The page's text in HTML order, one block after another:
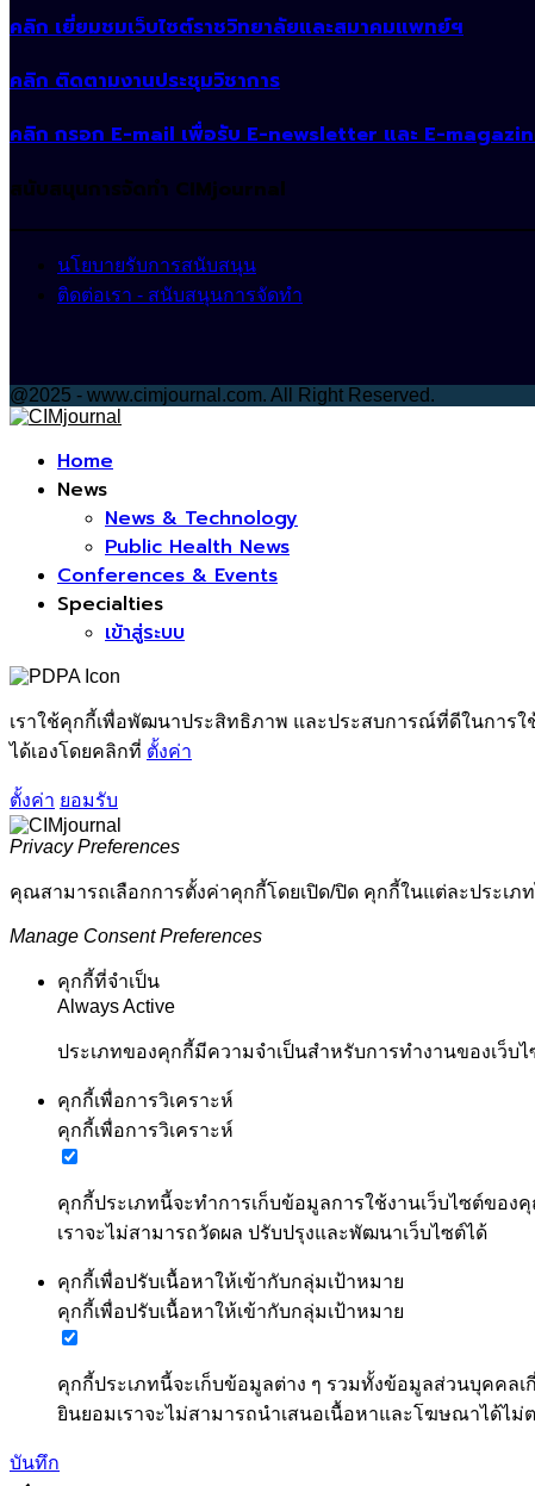
คลิก เยี่ยมชมเว็บไซต์ราชวิทยาลัยและสมาคมแพทย์ฯ
คลิก ติดตามงานประชุมวิชาการ
คลิก กรอก E-mail เพื่อรับ E-newsletter และ E-
สนับสนุนการจัดทำ CIMjournal
นโยบายรับการสนับสนุน
ติดต่อเรา - สนับสนุนการจัดทำ
@2025 - www.cimjournal.com. All Right Reserved.
Home
News
News & Technology
Public Health News
Conferences & Events
Specialties
เข้าสู่ระบบ
เราใช้คุกกี้เพื่อพัฒนาประสิทธิภาพ และประสบการณ์ที่ดีในการ
ได้เองโดยคลิกที่ ตั้งค่า
ตั้งค่า ยอมรับ
Privacy Preferences
คุณสามารถเลือกการตั้งค่าคุกกี้โดยเปิด/ปิด คุกกี้ในแต่ละประเภ
Manage Consent Preferences
คุกกี้ที่จำเป็น
Always Active
ประเภทของคุกกี้มีความจำเป็นสำหรับการทำงานของเว็บ
คุกกี้เพื่อการวิเคราะห์
คุกกี้เพื่อการวิเคราะห์
คุกกี้ประเภทนี้จะทำการเก็บข้อมูลการใช้งานเว็บไซต์ขอ
เราจะไม่สามารถวัดผล ปรับปรุงและพัฒนาเว็บไซต์ได้
คุกกี้เพื่อปรับเนื้อหาให้เข้ากับกลุ่มเป้าหมาย
คุกกี้เพื่อปรับเนื้อหาให้เข้ากับกลุ่มเป้าหมาย
คุกกี้ประเภทนี้จะเก็บข้อมูลต่าง ๆ รวมทั้งข้อมูลส่วนบุคคล
ยินยอมเราจะไม่สามารถนำเสนอเนื้อหาและโฆษณาได้ไ
บันทึก